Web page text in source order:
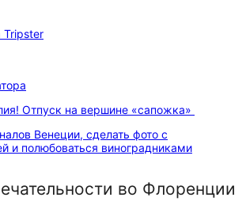
Отпуск на вершине «сапожка»
Венеции, сделать фото с
и полюбоваться виноградниками
во Флоренции